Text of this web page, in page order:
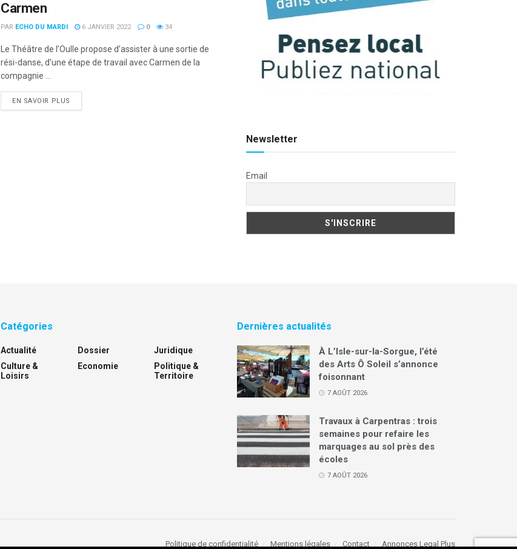
Carmen
PAR ECHO DU MARDI 6 JANVIER 2022 0 34
Le Théâtre de l’Oulle propose d’assister à une sortie de
rési-danse, d’une étape de travail avec Carmen de la
compagnie ...
EN SAVOIR PLUS
Newsletter
Email
Catégories
Actualité
Culture &
Loisirs
Dossier
Economie
Juridique
Politique &
Territoire
Dernières actualités
À L’Isle-sur-la-Sorgue, l’été
des Arts Ô Soleil s’annonce
foisonnant
7 AOÛT 2026
Travaux à Carpentras : trois
semaines pour refaire les
marquages au sol près des
écoles
7 AOÛT 2026
Politique de confidentialité Mentions légales Contact Annonces Legal Plus